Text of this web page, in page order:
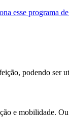
esse programa
podendo ser
e mobilidade.